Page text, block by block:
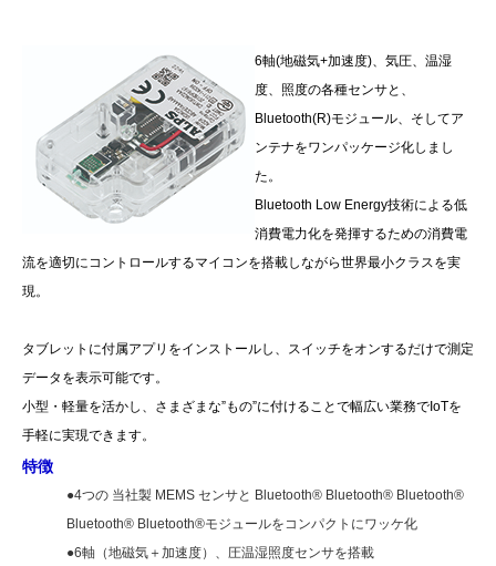
6軸(地磁気+加速度)、気圧、温湿
度、照度の各種センサと、
Bluetooth(R)モジュール、そしてア
ンテナをワンパッケージ化しまし
た。
Bluetooth Low Energy技術による低
消費電力化を発揮するための消費電
流を適切にコントロールするマイコンを搭載しながら世界最小クラスを実
現。
タブレットに付属アプリをインストールし、スイッチをオンするだけで測定
データを表示可能です。
小型・軽量を活かし、さまざまな”もの”に付けることで幅広い業務で IoTを
手軽に実現できます。
特徴
●4つの 当社製 MEMS センサと Bluetooth® Bluetooth® Bluetooth®
Bluetooth® Bluetooth®モジュールをコンパクトにワッケ化
●6軸（地磁気＋加速度）、圧温湿照度センサを搭載